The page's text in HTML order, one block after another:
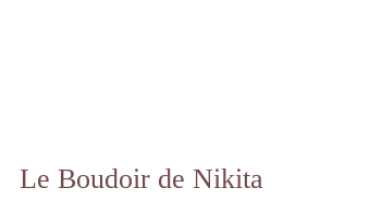
Le Boudoir de Nikita